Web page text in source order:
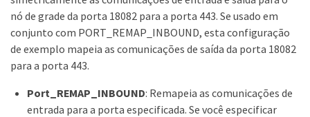
nó de grade da porta 18082 para a porta 443. Se usado em
conjunto com PORT_REMAP_INBOUND, esta configuração
de exemplo mapeia as comunicações de saída da porta 18082
para a porta 443.
Port_REMAP_INBOUND: Remapeia as comunicações de
entrada para a porta especificada. Se você especificar